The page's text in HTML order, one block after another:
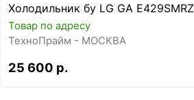
Холодильник бу LG GA E429SMRZ
Товар по адресу
ТехноПрайм - МОСКВА
25 600 р.